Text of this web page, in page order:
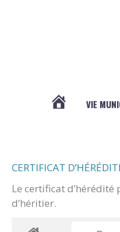
VIE
CERTIFICAT
Le certificat
d’héritier.